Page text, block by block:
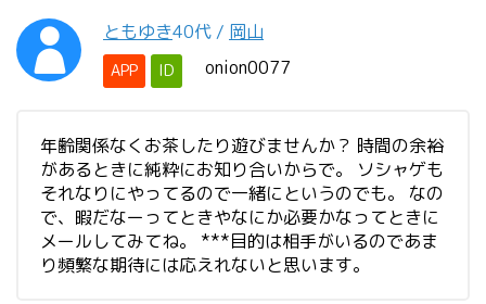
ともゆき40代 / 岡山
APP ID onion0077
年齢関係なくお茶したり遊びませんか？ 時間の余裕
があるときに純粋にお知り合いからで。 ソシャゲも
それなりにやってるので一緒にというのでも。 なの
で、暇だなーってときやなにか必要かなってときに
メールしてみてね。 ***目的は相手がいるのであま
り頻繁な期待には応えれないと思います。